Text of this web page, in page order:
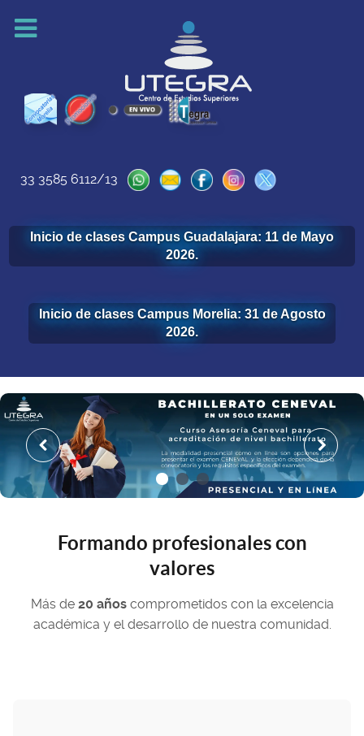
33 3585 6112/13
Inicio de clases Campus Guadalajara: 11 de Mayo
2026.
Inicio de clases Campus Morelia: 31 de Agosto
2026.
Formando profesionales con
valores
Más de 20 añoscomprometidos con la excelencia
académica y el desarrollo de nuestra comunidad.